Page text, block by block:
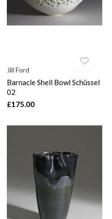
Jill Ford
Barnacle Shell Bowl Schüssel
02
£175.00